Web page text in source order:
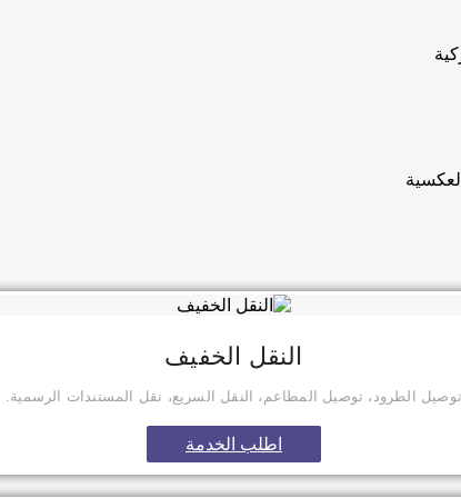
النقل الخفيف
توصيل الطرود، توصيل المطاعم، النقل السريع، نقل المستندات الرسمية.
اطلب الخدمة